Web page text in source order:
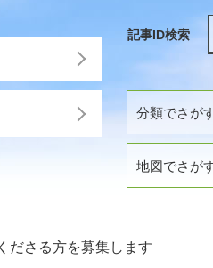
分類でさが
地図でさが
記事ID検索
ださる方を募集します